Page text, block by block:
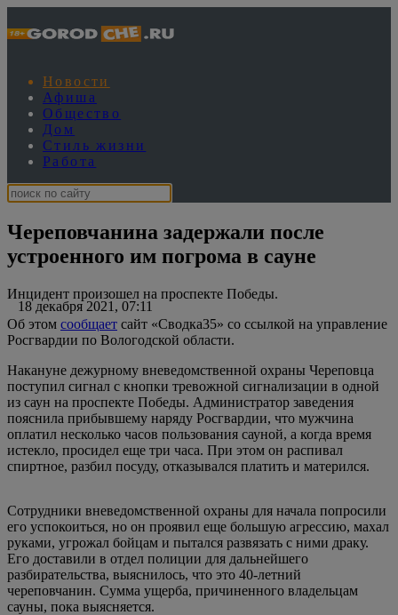
Новости
Афиша
Общество
Дом
Стиль жизни
Работа
Череповчанина задержали после
устроенного им погрома в сауне
18 декабря 2021, 07:11
Инцидент произошел на проспекте Победы.
Об этом сообщает сайт «Сводка35» со ссылкой на управление
Росгвардии по Вологодской области.
Накануне дежурному вневедомственной охраны Череповца
поступил сигнал с кнопки тревожной сигнализации в одной
из саун на проспекте Победы. Администратор заведения
пояснила прибывшему наряду Росгвардии, что мужчина
оплатил несколько часов пользования сауной, а когда время
истекло, просидел еще три часа. При этом он распивал
спиртное, разбил посуду, отказывался платить и матерился.
Сотрудники вневедомственной охраны для начала попросили
его успокоиться, но он проявил еще большую агрессию, махал
руками, угрожал бойцам и пытался развязать с ними драку.
Его доставили в отдел полиции для дальнейшего
разбирательства, выяснилось, что это 40-летний
череповчанин. Сумма ущерба, причиненного владельцам
сауны, пока выясняется.